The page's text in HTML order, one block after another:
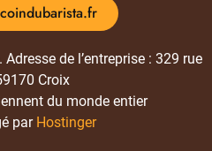
de l’entreprise : 329 rue
Croix
du monde entier
par Hostinger